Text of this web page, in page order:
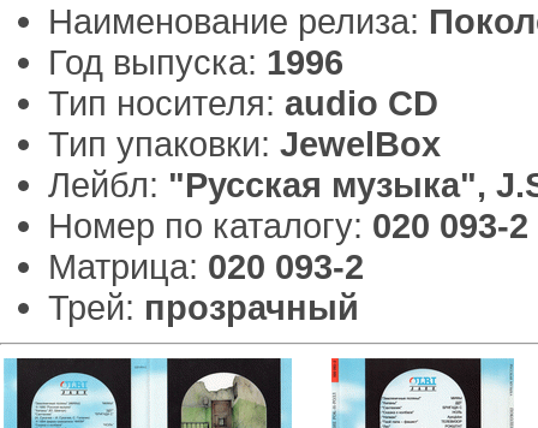
Наименование релиза:
Год выпуска: 1996
Тип носителя: audio CD
Тип упаковки: JewelBox
Лейбл: "Русская музыка",
Номер по каталогу: 020 093-2
Матрица: 020 093-2
Трей: прозрачный